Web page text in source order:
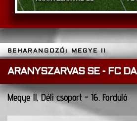
BEHARANGOZÓ: MEGYE II
ARANYSZARVAS SE - FC
Megye ll, Déli csoport - 16. Forduló